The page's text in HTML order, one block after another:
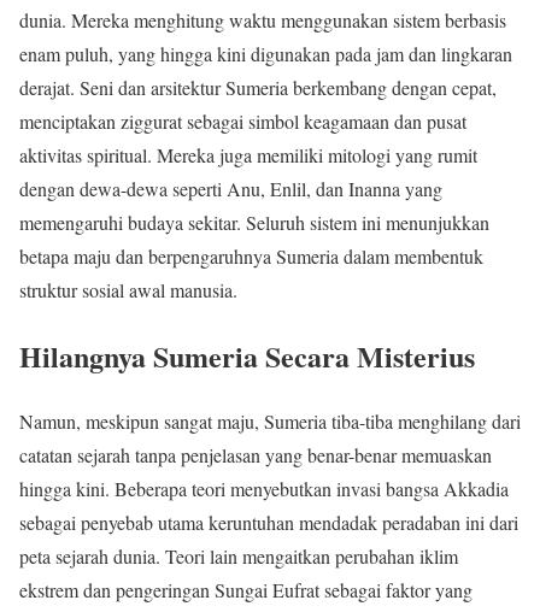
dunia. Mereka menghitung waktu menggunakan sistem berbasis
enam puluh, yang hingga kini digunakan pada jam dan lingkaran
derajat. Seni dan arsitektur Sumeria berkembang dengan cepat,
menciptakan ziggurat sebagai simbol keagamaan dan pusat
aktivitas spiritual. Mereka juga memiliki mitologi yang rumit
dengan dewa-dewa seperti Anu, Enlil, dan Inanna yang
memengaruhi budaya sekitar. Seluruh sistem ini menunjukkan
betapa maju dan berpengaruhnya Sumeria dalam membentuk
struktur sosial awal manusia.
Hilangnya Sumeria Secara Misterius
Namun, meskipun sangat maju, Sumeria tiba-tiba menghilang dari
catatan sejarah tanpa penjelasan yang benar-benar memuaskan
hingga kini. Beberapa teori menyebutkan invasi bangsa Akkadia
sebagai penyebab utama keruntuhan mendadak peradaban ini dari
peta sejarah dunia. Teori lain mengaitkan perubahan iklim
ekstrem dan pengeringan Sungai Eufrat sebagai faktor yang